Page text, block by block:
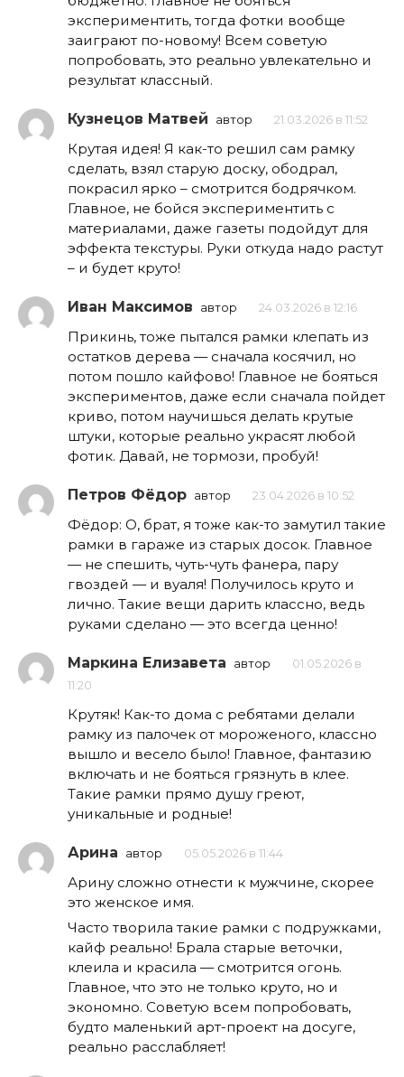
экспериментить, тогда фотки вообще
заиграют по-новому! Всем советую
попробовать, это реально увлекательно и
результат классный.
Кузнецов Матвей автор 21.03.2026 в 11:52
Крутая идея! Я как-то решил сам рамку
сделать, взял старую доску, ободрал,
покрасил ярко – смотрится бодрячком.
Главное, не бойся экспериментить с
материалами, даже газеты подойдут для
эффекта текстуры. Руки откуда надо растут
– и будет круто!
Иван Максимов автор 24.03.2026 в 12:16
Прикинь, тоже пытался рамки клепать из
остатков дерева — сначала косячил, но
потом пошло кайфово! Главное не бояться
экспериментов, даже если сначала пойдет
криво, потом научишься делать крутые
штуки, которые реально украсят любой
фотик. Давай, не тормози, пробуй!
Петров Фёдор автор 23.04.2026 в 10:52
Фёдор: О, брат, я тоже как-то замутил такие
рамки в гараже из старых досок. Главное
— не спешить, чуть-чуть фанера, пару
гвоздей — и вуаля! Получилось круто и
лично. Такие вещи дарить классно, ведь
руками сделано — это всегда ценно!
Маркина Елизавета автор
01.05.2026 в
11:20
Крутяк! Как-то дома с ребятами делали
рамку из палочек от мороженого, классно
вышло и весело было! Главное, фантазию
включать и не бояться грязнуть в клее.
Такие рамки прямо душу греют,
уникальные и родные!
Арина автор 05.05.2026 в 11:44
Арину сложно отнести к мужчине, скорее
это женское имя.
Часто творила такие рамки с подружками,
кайф реально! Брала старые веточки,
клеила и красила — смотрится огонь.
Главное, что это не только круто, но и
экономно. Советую всем попробовать,
будто маленький арт-проект на досуге,
реально расслабляет!